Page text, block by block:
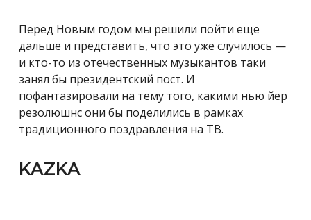
Перед Новым годом мы решили пойти еще
дальше и представить, что это уже случилось —
и кто-то из отечественных музыкантов таки
занял бы президентский пост. И
пофантазировали на тему того, какими нью йер
резолюшнс они бы поделились в рамках
традиционного поздравления на ТВ.
KAZKA